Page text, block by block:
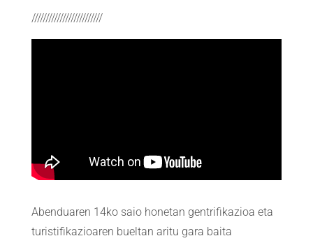
/////////////////////////
Abenduaren 14ko saio honetan gentrifikazioa eta
turistifikazioaren bueltan aritu gara baita